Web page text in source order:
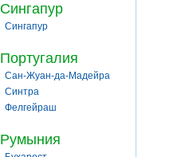
Сингапур
Сингапур
Португалия
Сан-Жуан-да-Мадейра
Синтра
Фелгейраш
Румыния